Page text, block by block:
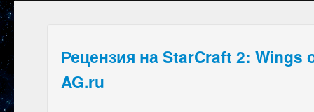
Рецензия на StarCraft 2: Wings
AG.ru